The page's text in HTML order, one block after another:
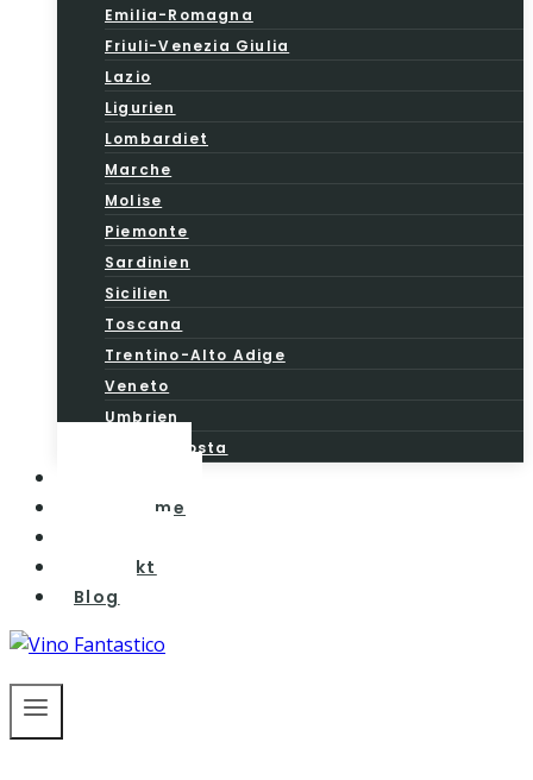
Emilia-Romagna
Friuli-Venezia Giulia
Lazio
Ligurien
Lombardiet
Marche
Molise
Piemonte
Sardinien
Sicilien
Toscana
Trentino-Alto Adige
Veneto
Umbrien
Valle d’Aosta
Vinturisme
Kontakt
Blog